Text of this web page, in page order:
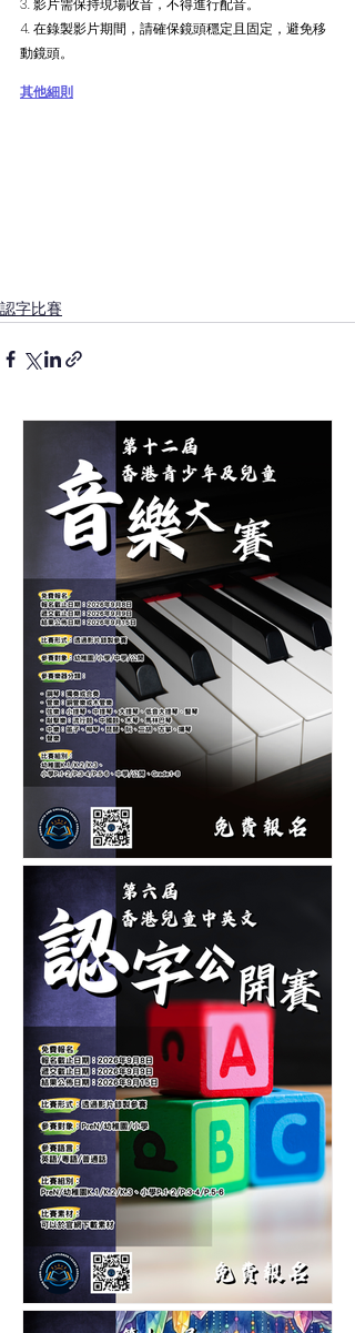
3. 影片需保持現場收音，不得進行配音。
4. 在錄製影片期間，請確保鏡頭穩定且固定，避免移
動鏡頭。
其他細則
認字比賽
第十二屆香港青少年及兒童
音樂大賽-音樂比賽-鋼琴比
賽-管弦樂比賽